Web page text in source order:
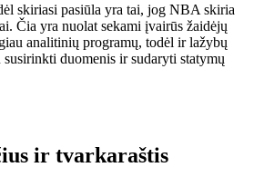
skiriasi pasiūla yra tai, jog NBA skiria
Čia yra nuolat sekami įvairūs žaidėjų
analitinių programų, todėl ir lažybų
duomenis ir sudaryti statymų
ir tvarkaraštis